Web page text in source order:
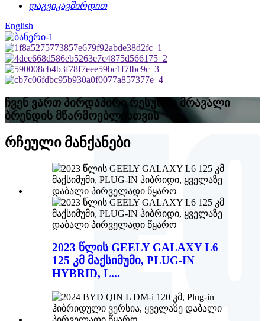
დაგვიკავშირდით
English
ჩვენ ვართ პირდაპირი რესურსი მრავალი
ბრენდის მწარმოებლისთვის
რჩეული მანქანები
2023 წლის GEELY GALAXY L6
125 კმ მაქსიმუმი, PLUG-IN
HYBRID, L...